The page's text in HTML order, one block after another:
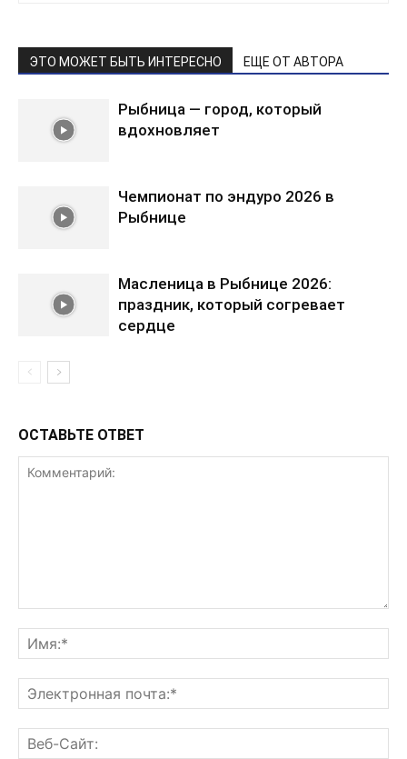
ЭТО МОЖЕТ БЫТЬ ИНТЕРЕСНО ЕЩЕ ОТ АВТОРА
Рыбница — город, который
вдохновляет
Чемпионат по эндуро 2026 в
Рыбнице
Масленица в Рыбнице 2026:
праздник, который согревает
сердце
ОСТАВЬТЕ ОТВЕТ